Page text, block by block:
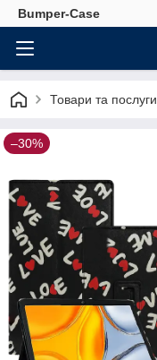
Bumper-Case
Товари та послуги
–30%